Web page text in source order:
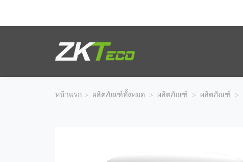
หน้าแรก > ผลิตภัณฑ์ทั้งหมด > ผลิตภัณฑ์ > ผลิตภัณฑ์ >